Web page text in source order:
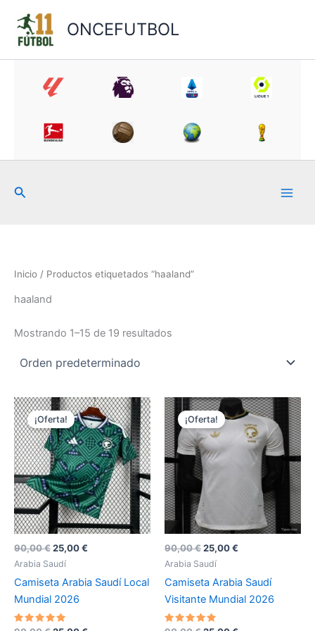
contenido
ONCEFUTBOL
Buscar
Inicio / Productos etiquetados “haaland”
haaland
Mostrando 1–15 de 19 resultados
90,00€El
precio
original
era:
90,00 €.
25,00€
es:
¡Oferta!
Arabia Saudí
Camiseta Arabia Saudí Local
Mundial 2026
90,00€El
precio
original
era:
90,00 €.
25,00€
es:
25,00 €.
¡Oferta!
Arabia Saudí
Camiseta Arabia Saudí
Visitante Mundial 2026